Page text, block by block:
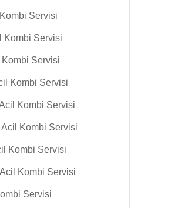
Servisi
Kombi Servisi
Servisi
Kombi Servisi
Kombi Servisi
Kombi Servisi
Kombi Servisi
Kombi Servisi
Servisi